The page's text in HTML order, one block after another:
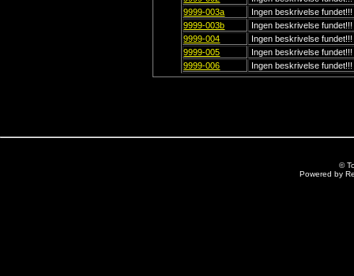
9999-003a
Ingen beskrivelse fundet!!!
9999-003b
Ingen beskrivelse fundet!!!
9999-004
Ingen beskrivelse fundet!!!
9999-005
Ingen beskrivelse fundet!!!
9999-006
Ingen beskrivelse fundet!!!
©
Powered by